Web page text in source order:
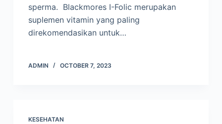
sperma. Blackmores I-Folic merupakan
suplemen vitamin yang paling
direkomendasikan untuk…
ADMIN OCTOBER 7, 2023
KESEHATAN